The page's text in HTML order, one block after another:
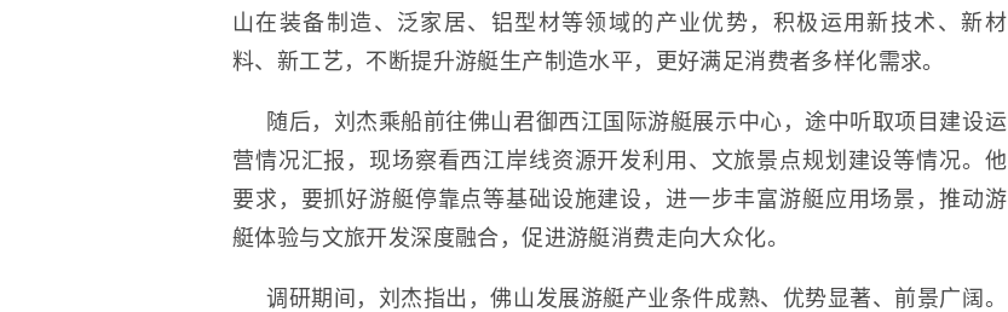
山在装备制造、泛家居、铝型材等领域的产业优势，积极运用新技术、新材
料、新工艺，不断提升游艇生产制造水平，更好满足消费者多样化需求。
随后，刘杰乘船前往佛山君御西江国际游艇展示中心，途中听取项目建设运
营情况汇报，现场察看西江岸线资源开发利用、文旅景点规划建设等情况。他
要求，要抓好游艇停靠点等基础设施建设，进一步丰富游艇应用场景，推动游
艇体验与文旅开发深度融合，促进游艇消费走向大众化。
调研期间，刘杰指出，佛山发展游艇产业条件成熟、优势显著、前景广阔。